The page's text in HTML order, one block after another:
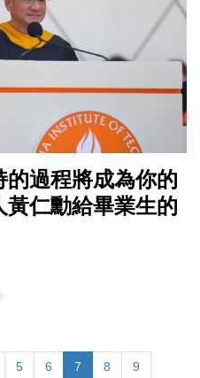
過程將成為你的
仁勳給畢業生的
5 6 7 8 9